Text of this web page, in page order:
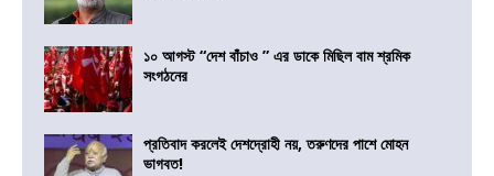
১০ আগস্ট “দেশ বাঁচাও ” এর ডাকে মিছিল বাম শ্রমিক
সংগঠনের
প্রতিবাদ করলেই দেশদ্রোহী নয়, তরুণদের পাশে মোহন
ভাগবত!